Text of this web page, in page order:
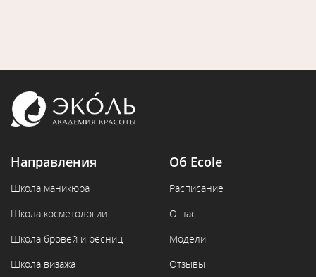
Направления
Школа маникюра
Школа косметологии
Школа бровей и ресниц
Школа визажа
Об Ecole
Расписание
О нас
Модели
Отзывы